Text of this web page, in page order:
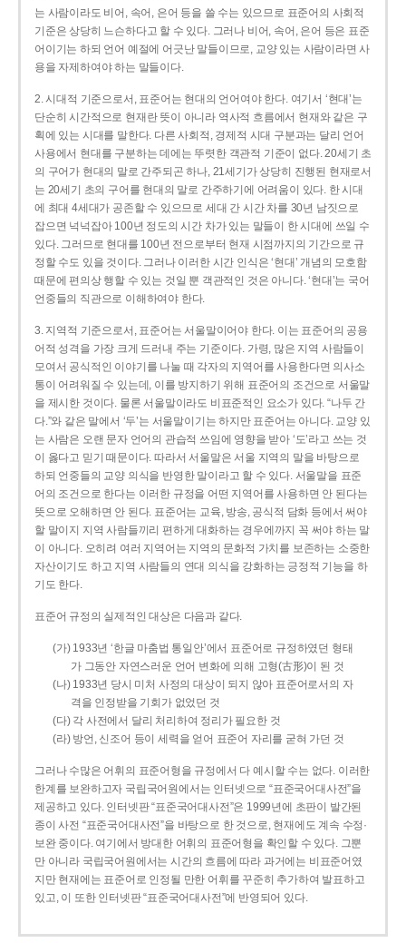
는 사람이라도 비어, 속어, 은어 등을 쓸 수는 있으므로 표준어의 사회적
기준은 상당히 느슨하다고 할 수 있다. 그러나 비어, 속어, 은어 등은 표준
어이기는 하되 언어 예절에 어긋난 말들이므로, 교양 있는 사람이라면 사
용을 자제하여야 하는 말들이다.
2. 시대적 기준으로서, 표준어는 현대의 언어여야 한다. 여기서 ‘현대’는
단순히 시간적으로 현재란 뜻이 아니라 역사적 흐름에서 현재와 같은 구
획에 있는 시대를 말한다. 다른 사회적, 경제적 시대 구분과는 달리 언어
사용에서 현대를 구분하는 데에는 뚜렷한 객관적 기준이 없다. 20세기 초
의 구어가 현대의 말로 간주되곤 하나, 21세기가 상당히 진행된 현재로서
는 20세기 초의 구어를 현대의 말로 간주하기에 어려움이 있다. 한 시대
에 최대 4세대가 공존할 수 있으므로 세대 간 시간 차를 30년 남짓으로
잡으면 넉넉잡아 100년 정도의 시간 차가 있는 말들이 한 시대에 쓰일 수
있다. 그러므로 현대를 100년 전으로부터 현재 시점까지의 기간으로 규
정할 수도 있을 것이다. 그러나 이러한 시간 인식은 ‘현대’ 개념의 모호함
때문에 편의상 행할 수 있는 것일 뿐 객관적인 것은 아니다. ‘현대’는 국어
언중들의 직관으로 이해하여야 한다.
3. 지역적 기준으로서, 표준어는 서울말이어야 한다. 이는 표준어의 공용
어적 성격을 가장 크게 드러내 주는 기준이다. 가령, 많은 지역 사람들이
모여서 공식적인 이야기를 나눌 때 각자의 지역어를 사용한다면 의사소
통이 어려워질 수 있는데, 이를 방지하기 위해 표준어의 조건으로 서울말
을 제시한 것이다. 물론 서울말이라도 비표준적인 요소가 있다. “나두 간
다.”와 같은 말에서 ‘두’는 서울말이기는 하지만 표준어는 아니다. 교양 있
는 사람은 오랜 문자 언어의 관습적 쓰임에 영향을 받아 ‘도’라고 쓰는 것
이 옳다고 믿기 때문이다. 따라서 서울말은 서울 지역의 말을 바탕으로
하되 언중들의 교양 의식을 반영한 말이라고 할 수 있다. 서울말을 표준
어의 조건으로 한다는 이러한 규정을 어떤 지역어를 사용하면 안 된다는
뜻으로 오해하면 안 된다. 표준어는 교육, 방송, 공식적 담화 등에서 써야
할 말이지 지역 사람들끼리 편하게 대화하는 경우에까지 꼭 써야 하는 말
이 아니다. 오히려 여러 지역어는 지역의 문화적 가치를 보존하는 소중한
자산이기도 하고 지역 사람들의 연대 의식을 강화하는 긍정적 기능을 하
기도 한다.
표준어 규정의 실제적인 대상은 다음과 같다.
(가) 1933년 ‘한글 마춤법 통일안’에서 표준어로 규정하였던 형태
가 그동안 자연스러운 언어 변화에 의해 고형(古形)이 된 것
(나) 1933년 당시 미처 사정의 대상이 되지 않아 표준어로서의 자
격을 인정받을 기회가 없었던 것
(다) 각 사전에서 달리 처리하여 정리가 필요한 것
(라) 방언, 신조어 등이 세력을 얻어 표준어 자리를 굳혀 가던 것
그러나 수많은 어휘의 표준어형을 규정에서 다 예시할 수는 없다. 이러한
한계를 보완하고자 국립국어원에서는 인터넷으로 “표준국어대사전”을
제공하고 있다. 인터넷판 “표준국어대사전”은 1999년에 초판이 발간된
종이 사전 “표준국어대사전”을 바탕으로 한 것으로, 현재에도 계속 수정·
보완 중이다. 여기에서 방대한 어휘의 표준어형을 확인할 수 있다. 그뿐
만 아니라 국립국어원에서는 시간의 흐름에 따라 과거에는 비표준어였
지만 현재에는 표준어로 인정될 만한 어휘를 꾸준히 추가하여 발표하고
있고, 이 또한 인터넷판 “표준국어대사전”에 반영되어 있다.